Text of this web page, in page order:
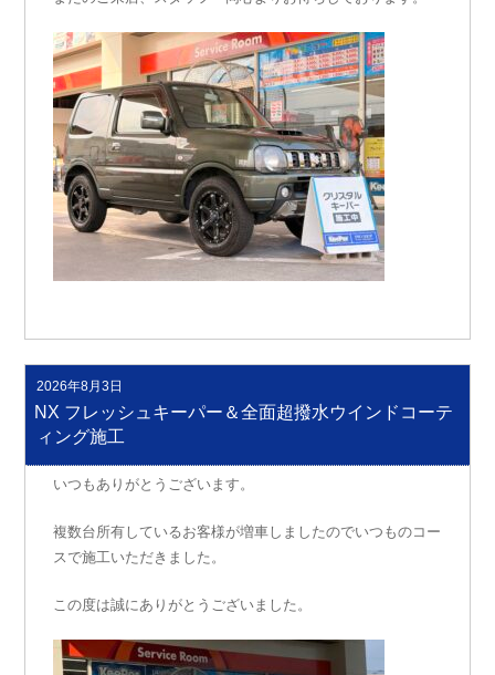
投
稿
2026年8月3日
NX フレッシュキーパー＆全面超撥水ウインドコーテ
ィング施工
いつもありがとうございます。
複数台所有しているお客様が増車しましたのでいつものコー
スで施工いただきました。
この度は誠にありがとうございました。